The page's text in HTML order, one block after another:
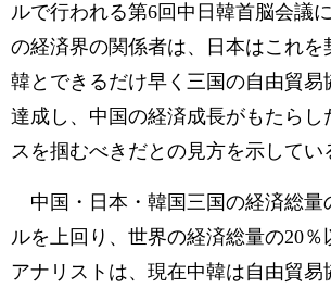
ルで行われる第6回中日韓首脳会議
の経済界の関係者は、日本はこれを
韓とできるだけ早く三国の自由貿易
達成し、中国の経済成長がもたらし
スを掴むべきだとの見方を示してい
中国・日本・韓国三国の経済総量
ルを上回り、世界の経済総量の20％
アナリストは、現在中韓は自由貿易